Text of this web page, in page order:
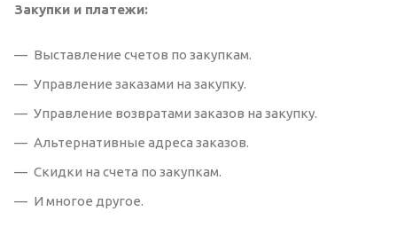
Закупки и платежи:
Выставление счетов по закупкам.
Управление заказами на закупку.
Управление возвратами заказов на закупку.
Альтернативные адреса заказов.
Скидки на счета по закупкам.
И многое другое.